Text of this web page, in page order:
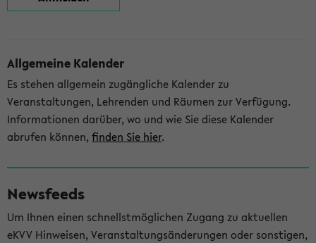
Allgemeine Kalender
Es stehen allgemein zugängliche Kalender zu
Veranstaltungen, Lehrenden und Räumen zur Verfügung.
Informationen darüber, wo und wie Sie diese Kalender
abrufen können, finden Sie hier.
Newsfeeds
Um Ihnen einen schnellstmöglichen Zugang zu aktuellen
eKVV Hinweisen, Veranstaltungsänderungen oder sonstigen,